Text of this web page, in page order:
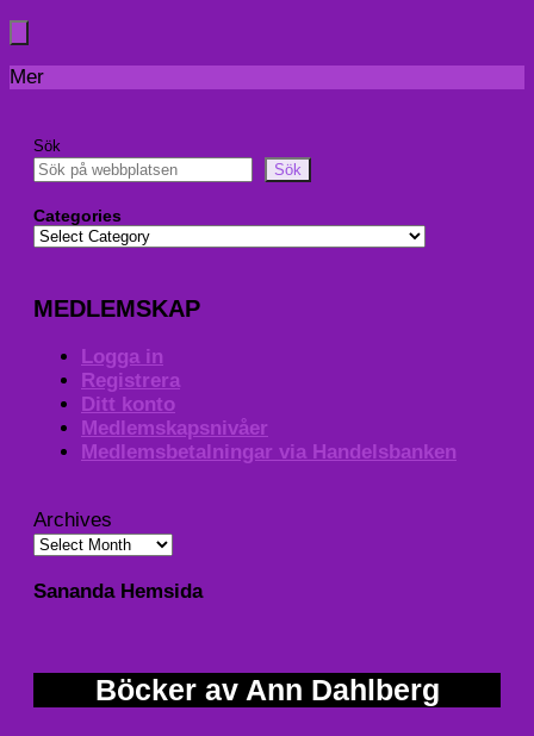
Mer
Sök
Sök
Categories
MEDLEMSKAP
Logga in
Registrera
Ditt konto
Medlemskapsnivåer
Medlemsbetalningar via Handelsbanken
Archives
Sananda Hemsida
Böcker av Ann Dahlberg